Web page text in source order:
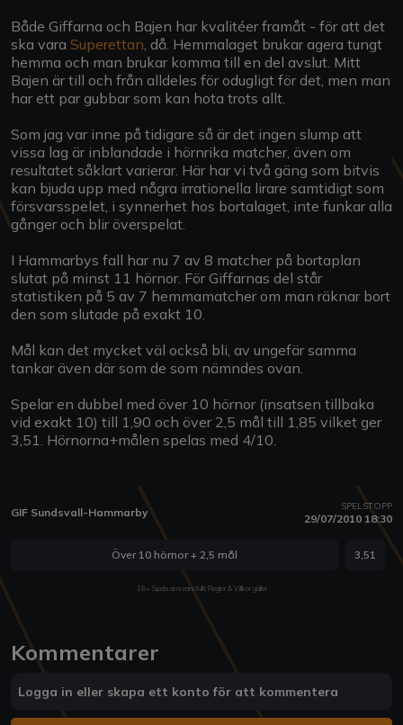
Både Giffarna och Bajen har kvalitéer framåt - för att det
ska vara Superettan , då. Hemmalaget brukar agera tungt
hemma och man brukar komma till en del avslut. Mitt
Bajen är till och från alldeles för odugligt för det, men man
har ett par gubbar som kan hota trots allt.
Som jag var inne på tidigare så är det ingen slump att
vissa lag är inblandade i hörnrika matcher, även om
resultatet såklart varierar. Här har vi två gäng som bitvis
kan bjuda upp med några irrationella lirare samtidigt som
försvarsspelet, i synnerhet hos bortalaget, inte funkar alla
gånger och blir överspelat.
I Hammarbys fall har nu 7 av 8 matcher på bortaplan
slutat på minst 11 hörnor. För Giffarnas del står
statistiken på 5 av 7 hemmamatcher om man räknar bort
den som slutade på exakt 10.
Mål kan det mycket väl också bli, av ungefär samma
tankar även där som de som nämndes ovan.
Spelar en dubbel med över 10 hörnor (insatsen tillbaka
vid exakt 10) till 1,90 och över 2,5 mål till 1,85 vilket ger
3,51. Hörnorna+målen spelas med 4/10.
GIF Sundsvall-Hammarby SPELSTOPP
29/07/2010 18:30
Över 10 hörnor + 2,5 mål 3,51
18+ Spela ansvarsfullt Regler & Villkor gäller
Kommentarer
Logga in eller skapa ett konto för att kommentera